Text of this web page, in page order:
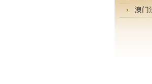
澳门